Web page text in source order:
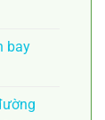
bay